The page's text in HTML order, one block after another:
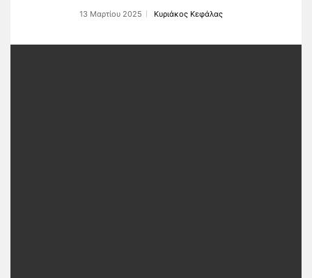
13 Μαρτίου 2025 Κυριάκος Κεφάλας